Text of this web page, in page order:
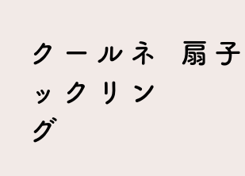
クールネ
ックリン
グ
扇子